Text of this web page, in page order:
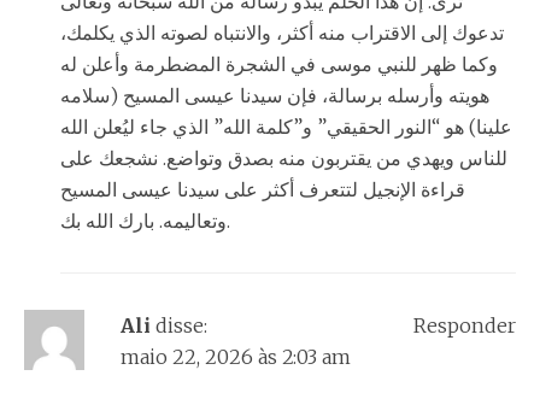
تدعوك إلى الاقتراب منه أكثر، والانتباه لصوته الذي يكلمك،
وكما ظهر للنبي موسى في الشجرة المضطرمة وأعلن له
هويته وأرسله برسالة، فإن سيدنا عيسى المسيح (سلامه
علينا) هو “النور الحقيقي” و”كلمة الله” الذي جاء ليُعلن الله
للناس ويهدي من يقتربون منه بصدق وتواضع. نشجعك على
قراءة الإنجيل لتتعرف أكثر على سيدنا عيسى المسيح
وتعاليمه. بارك الله بك.
Ali disse:
maio 22, 2026 às 2:03 am
Responder